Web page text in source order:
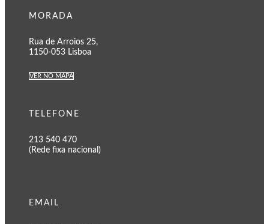
MORADA
Rua de Arroios 25,
1150-053 Lisboa
VER NO MAPA
TELEFONE
213 540 470
(Rede fixa nacional)
EMAIL